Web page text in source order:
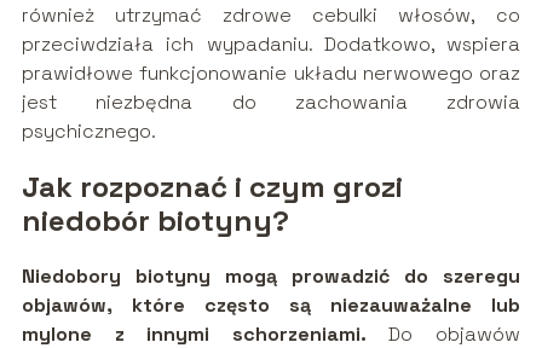
również utrzymać zdrowe cebulki włosów, co
przeciwdziała ich wypadaniu. Dodatkowo, wspiera
prawidłowe funkcjonowanie układu nerwowego oraz
jest niezbędna do zachowania zdrowia
psychicznego.
Jak rozpoznać i czym grozi
niedobór biotyny?
Niedobory biotyny mogą prowadzić do szeregu
objawów, które często są niezauważalne lub
mylone z innymi schorzeniami. Do objawów